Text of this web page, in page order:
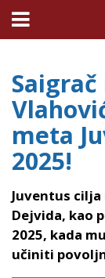
meta
2025!
Juventus cilja
Dejvida, kao
2025, kada
učiniti